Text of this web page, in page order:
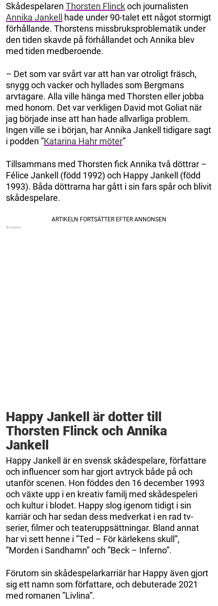
Skådespelaren Thorsten Flinckoch journalisten
Annika Jankell
hade under 90-talet ett något stormigt
förhållande. Thorstens missbruksproblematik under
den tiden skavde på förhållandet och Annika blev
med tiden medberoende.
– Det som var svårt var att han var otroligt fräsch,
snygg och vacker och hyllades som Bergmans
arvtagare. Alla ville hänga med Thorsten eller jobba
med honom. Det var verkligen David mot Goliat när
jag började inse att han hade allvarliga problem.
Ingen ville se i början, har Annika Jankell tidigare sagt
i podden ”Katarina Hahr möter”
Tillsammans med Thorsten fick Annika två döttrar –
Félice Jankell (född 1992) och Happy Jankell (född
1993). Båda döttrarna har gått i sin fars spår och blivit
skådespelare.
Happy Jankell är dotter till
Thorsten Flinck och Annika
Jankell
Happy Jankell är en svensk skådespelare, författare
och influencer som har gjort avtryck både på och
utanför scenen. Hon föddes den 16 december 1993
och växte upp i en kreativ familj med skådespeleri
och kultur i blodet. Happy slog igenom tidigt i sin
karriär och har sedan dess medverkat i en rad tv-
serier, filmer och teateruppsättningar. Bland annat
har vi sett henne i ”Ted – För kärlekens skull”,
”Morden i Sandhamn” och ”Beck – Inferno”.
Förutom sin skådespelarkarriär har Happy även gjort
sig ett namn som författare, och debuterade 2021
med romanen ”Livlina”.